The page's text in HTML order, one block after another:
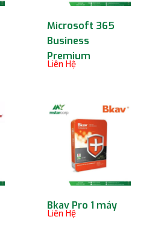
Microsoft 365
Business
Premium
Liên Hệ
Bkav Pro 1 máy
Liên Hệ